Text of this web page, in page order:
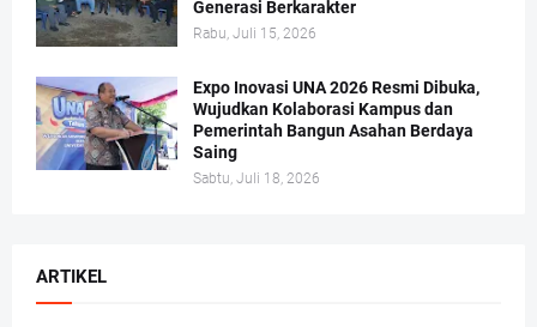
Generasi Berkarakter
Rabu, Juli 15, 2026
Expo Inovasi UNA 2026 Resmi Dibuka,
Wujudkan Kolaborasi Kampus dan
Pemerintah Bangun Asahan Berdaya
Saing
Sabtu, Juli 18, 2026
ARTIKEL